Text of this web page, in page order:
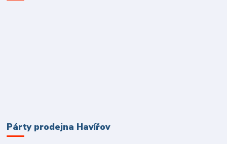
Párty prodejna Havířov